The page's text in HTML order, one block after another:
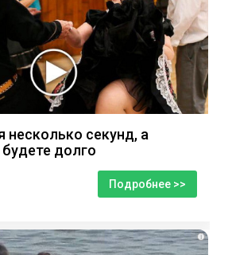
несколько секунд, а
долго
Подробнее >>
i